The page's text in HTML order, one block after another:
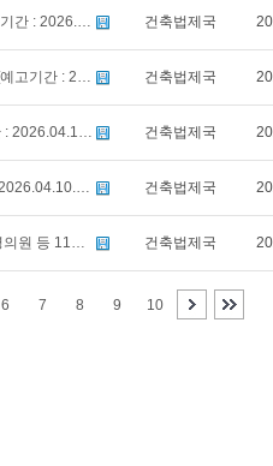
[행정예고] 건축 설계공모 운영지침 일부개정고시(안) [예고기간 : 2026.04.10.~2026.04.30.] 건축법제국
[입법예고] 건축서비스산업 진흥법 시행령 일부개정령(안) [예고기간 : 2026.04.10.~2026.05.20.] 건축법제국
[입법예고] 건축물관리법 시행규칙 일부개정령안 [예고기간 : 2026.04.10.~2026.05.20.] 건축법제국
[입법예고] 건축물관리법 시행령 일부개정령안 [예고기간 : 2026.04.10.~2026.05.20.] 건축법제국
[법령] [의원발의] [2218208] 주택법 일부개정법률안(배준영의원 등 11인) [발의: 2026-04-09] 건축법제국
6 7 8 9 10